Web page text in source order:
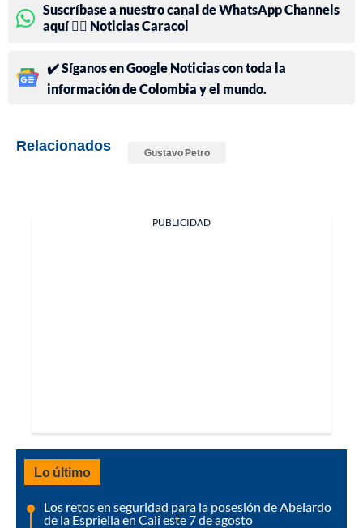
Suscríbase a nuestro canal de WhatsApp Channels
aquí 👉🏻 Noticias Caracol
✔️ Síganos en Google Noticias con toda la
información de Colombia y el mundo.
Relacionados Gustavo Petro
PUBLICIDAD
Lo último
Los retos en seguridad para la posesión de Abelardo
de la Espriella en Cali este 7 de agosto